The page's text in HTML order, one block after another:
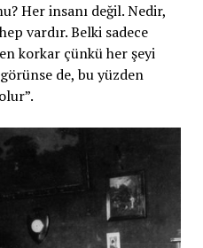
Her insanı değil. Nedir,
vardır. Belki sadece
korkar çünkü her şeyi
de, bu yüzden